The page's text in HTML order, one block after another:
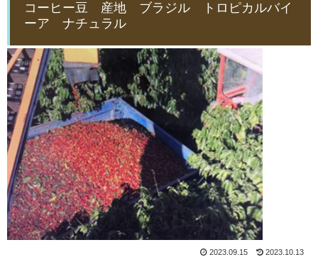
コーヒー豆 産地 ブラジル トロピカルバイ
ーア ナチュラル
2023.09.15 2023.10.13